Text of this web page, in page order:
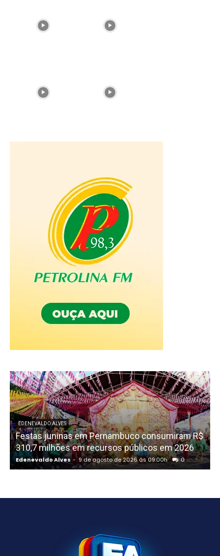
EDENEVALDO ALVES
Festas juninas em Pernambuco consumiram R$
310,7 milhões em recursos públicos em 2026
Edenevaldo Alves - 9 de agosto de 2026 às 09:00h 0